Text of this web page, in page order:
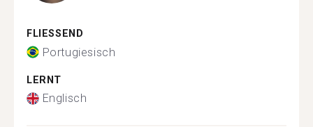
FLIESSEND
Portugiesisch
LERNT
Englisch